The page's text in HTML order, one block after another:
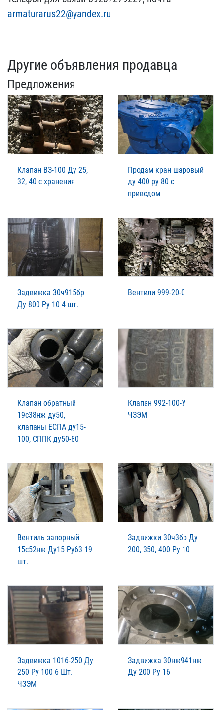
armaturarus22@yandex.ru
Другие объявления продавца
Предложения
Клапан ВЗ-100 Ду 25,
32, 40 с хранения
Продам кран шаровый
ду 400 ру 80 с
приводом
Задвижка 30ч915бр
Ду 800 Ру 10 4 шт.
Вентили 999-20-0
Клапан обратный
19с38нж ду50,
клапаны ЕСПА ду15-
100, СППК ду50-80
Клапан 992-100-У
ЧЗЭМ
Вентиль запорный
15с52нж Ду15 Ру63 19
шт.
Задвижки 30ч3бр Ду
200, 350, 400 Ру 10
Задвижка 1016-250 Ду
250 Ру 100 6 Шт.
ЧЗЭМ
Задвижка 30нж941нж
Ду 200 Ру 16